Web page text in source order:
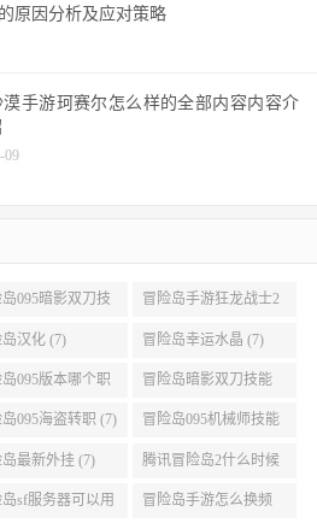
原因分析及应对策略
漠手游珂赛尔怎么样的全部内容内容介
09
095暗影双刀技
(9)
冒险岛手游狂龙战士2
转 (9)
岛汉化 (7) 冒险岛幸运水晶 (7)
095版本哪个职
数高些 (7)
冒险岛暗影双刀技能
加点095版本 (7)
095海盗转职 (7) 冒险岛095机械师技能
演示 (7)
岛最新外挂 (7) 腾讯冒险岛2什么时候
公测 (7)
sf服务器可以用 冒险岛手游怎么换频